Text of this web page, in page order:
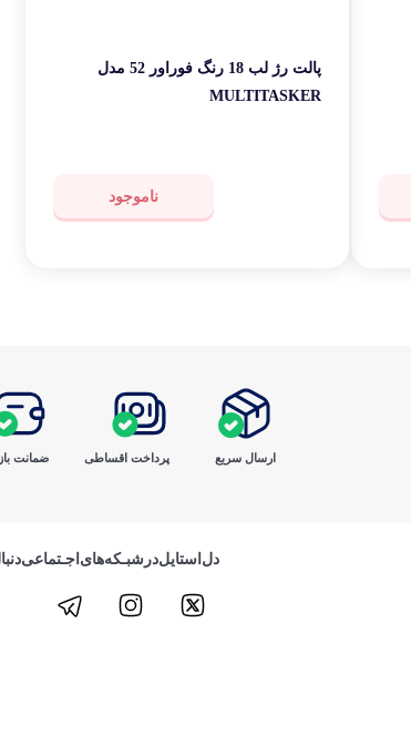
پالت رژ لب 18 رنگ فوراور 52 مدل
MULTITASKER
ناموجود
ارسال سریع پرداخت ‌اقساطی ضمانت